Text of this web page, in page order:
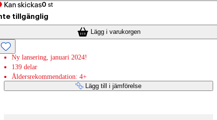
Kan skickas0 st
tillgänglig
Lägg i varukorgen
Ny lansering, januari 2024!
139 delar
Åldersrekommendation: 4+
Lägg till i jämförelse